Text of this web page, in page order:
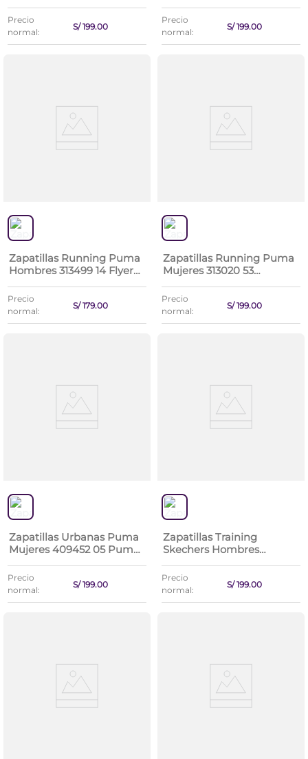
Precio
normal:
S/ 199.00
Precio
normal:
S/ 199.00
Zapatillas Running Puma
Hombres 313499 14 Flyer
Precio
normal:
S/ 179.00
Zapatillas Running Puma
Mujeres 313020 53
Precio
normal:
S/ 199.00
Zapatillas Urbanas Puma
Mujeres 409452 05 Puma
Precio
normal:
S/ 199.00
Zapatillas Training
Skechers Hombres
Precio
normal:
S/ 199.00